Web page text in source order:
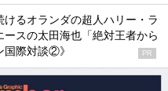
るオランダの超人ハリー・ラ
ースの太田海也「絶対王者から
国際対談②》
PR